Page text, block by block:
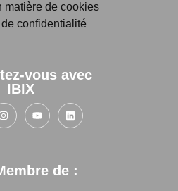
matière de cookies
confidentialité
vous avec
IBIX
de :